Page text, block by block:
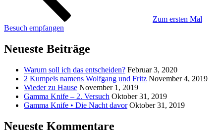
Zum ersten Mal
Besuch empfangen
Neueste Beiträge
Warum soll ich das entscheiden? Februar 3, 2020
2 Kumpels namens Wolfgang und Fritz November 4, 2019
Wieder zu Hause November 1, 2019
Gamma Knife – 2. Versuch Oktober 31, 2019
Gamma Knife • Die Nacht davor Oktober 31, 2019
Neueste Kommentare